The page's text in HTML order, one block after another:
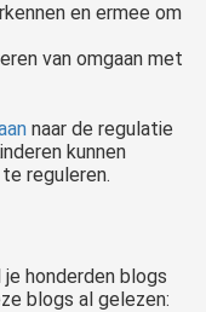
en ermee om
van omgaan met
naar de regulatie
kunnen
reguleren.
je honderden blogs
blogs al gelezen: